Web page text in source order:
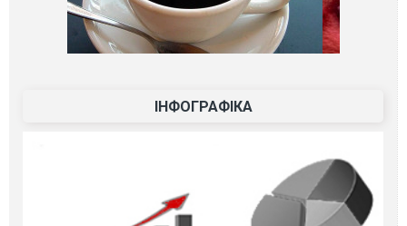
ІНФОГРАФІКА